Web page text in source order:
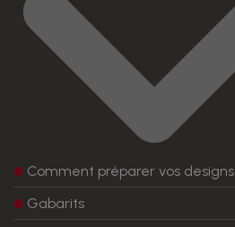
Comment préparer vos designs
Gabarits